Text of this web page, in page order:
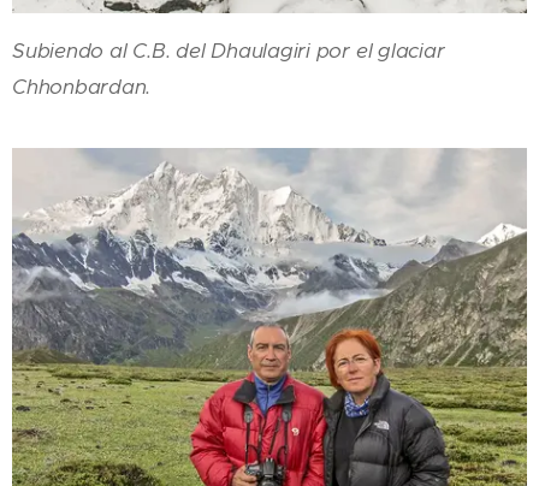
Subiendo al C.B. del Dhaulagiri por el glaciar
Chhonbardan.